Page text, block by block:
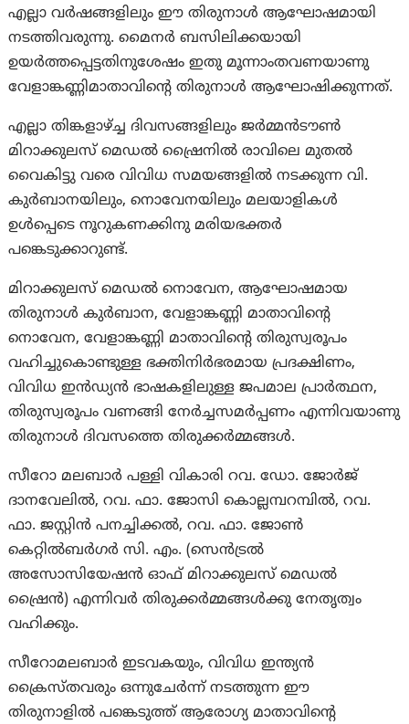
എല്ലാ വര്‍ഷങ്ങളിലും ഈ തിരുനാള്‍ ആഘോഷമായി
നടത്തിവരുന്നു. മൈനര്‍ ബസിലിക്കയായി
ഉയര്‍ത്തപ്പെട്ടതിനുശേഷം ഇതു മൂന്നാംതവണയാണു
വേളാങ്കണ്ണിമാതാവിന്‍റെ തിരുനാള്‍ ആഘോഷിക്കുന്നത്.
എല്ലാ തിങ്കളാഴ്ച്ച ദിവസങ്ങളിലും ജര്‍മ്മന്‍ടൗണ്‍
മിറാക്കുലസ് മെഡല്‍ ഷ്രൈനില്‍ രാവിലെ മുതല്‍
വൈകിട്ടു വരെ വിവിധ സമയങ്ങളില്‍ നടക്കുന്ന വി.
കുര്‍ബാനയിലും, നൊവേനയിലും മലയാളികള്‍
ഉള്‍പ്പെടെ നൂറുകണക്കിനു മരിയഭക്തര്‍
പങ്കെടുക്കാറുണ്ട്.
മിറാക്കുലസ് മെഡല്‍ നൊവേന, ആഘോഷമായ
തിരുനാള്‍ കുര്‍ബാന, വേളാങ്കണ്ണി മാതാവിന്‍റെ
നൊവേന, വേളാങ്കണ്ണി മാതാവിന്‍റെ തിരുസ്വരൂപം
വഹിച്ചുകൊണ്ടുള്ള ഭക്തിനിര്‍ഭരമായ പ്രദക്ഷിണം,
വിവിധ ഇന്‍ഡ്യന്‍ ഭാഷകളിലുള്ള ജപമാല പ്രാര്‍ത്ഥന,
തിരുസ്വരൂപം വണങ്ങി നേര്‍ച്ചസമര്‍പ്പണം എന്നിവയാണു
തിരുനാള്‍ ദിവസത്തെ തിരുക്കര്‍മ്മങ്ങള്‍.
സീറോ മലബാര്‍ പള്ളി വികാരി റവ. ഡോ. ജോര്‍ജ്
ദാനവേലില്‍, റവ. ഫാ. ജോസി കൊല്ലമ്പറമ്പില്‍, റവ.
ഫാ. ജസ്റ്റിന്‍ പനച്ചിക്കല്‍, റവ. ഫാ. ജോണ്‍
കെറ്റില്‍ബര്‍ഗര്‍ സി. എം. (സെന്‍ട്രല്‍
അസോസിയേഷന്‍ ഓഫ് മിറാക്കുലസ് മെഡല്‍
ഷ്രൈന്‍) എന്നിവര്‍ തിരുക്കര്‍മ്മങ്ങള്‍ക്കു നേതൃത്വം
വഹിക്കും.
സീറോമലബാര്‍ ഇടവകയും, വിവിധ ഇന്ത്യന്‍
ക്രൈസ്തവരും ഒന്നുചേര്‍ന്ന് നടത്തുന്ന ഈ
തിരുനാളില്‍ പങ്കെടുത്ത് ആരോഗ്യ മാതാവിന്‍റെ